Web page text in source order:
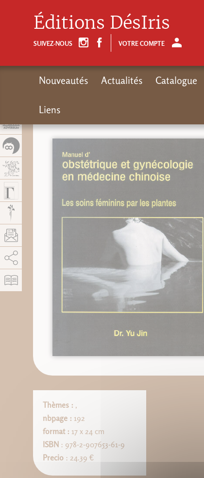
Thèmes : ,
nbpage : 192
format : 17 x 24 cm
ISBN : 978-2-907653-61-9
Precio: 24.39 €
Éditions DésIris
SUIVEZ-NOUS VOTRE COMPTE
Nouveautés Actualités Catalogue
Liens
Permitir